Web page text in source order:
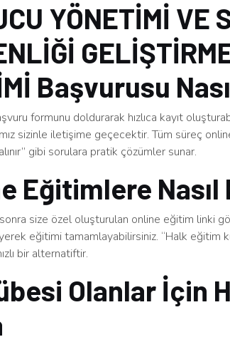
YÖNETİMİ VE
Başvurusu
formunu doldurarak hızlıca kayıt
sizinle iletişime geçecektir. Tüm süreç
alınır” gibi sorulara pratik çözümler sunar.
Eğitimlere Nasıl
sonra size özel oluşturulan online eğitim linki
eğitimi tamamlayabilirsiniz. “Halk eğitim
bir alternatiftir.
Olanlar İçin